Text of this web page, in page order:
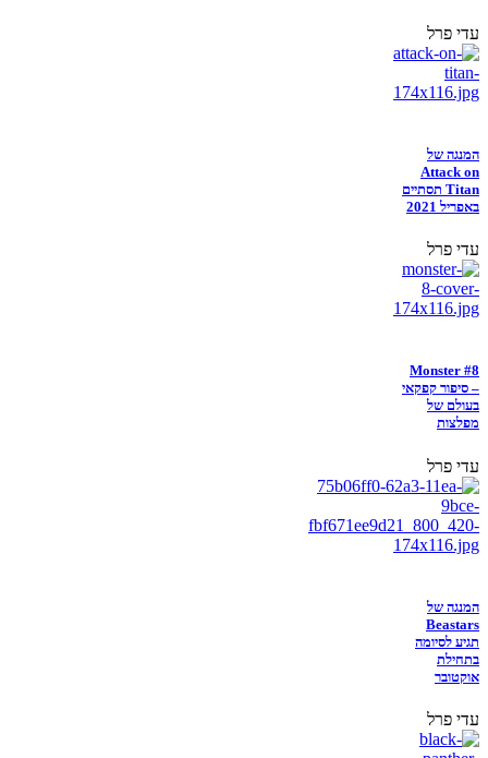
עדי פרל
המנגה של
Attack on
Titan תסתיים
באפריל 2021
עדי פרל
Monster #8
– סיפור קפקאי
בעולם של
מפלצות
עדי פרל
המנגה של
Beastars
תגיע לסיומה
בתחילת
אוקטובר
עדי פרל